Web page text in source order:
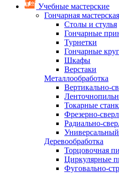
Учебные мастерские
Гончарная мастерская
Столы и стулья
Гончарные
Турнетки
Гончарные
Шкафы
Верстаки
Металлообработка
Вертикально-
Токарные
Фрезерно-
Радиально-
Деревообработка
Торцовочная
Циркулярные
Фуговально-